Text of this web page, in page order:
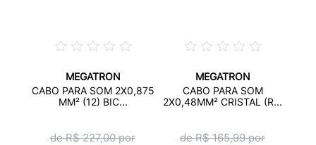
MEGATRON
CABO PARA SOM 2X0,875
MM² (12) BIC...
de R$227,00por
MEGATRON
CABO PARA SOM
2X0,48MM² CRISTAL (R...
de R$165,99por